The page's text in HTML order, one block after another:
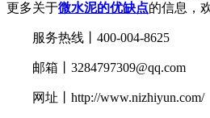
更多关于微水泥的优缺点的信息，
服务热线丨400-004-8625
邮箱丨 3284797309@qq.com
网址丨 http://www.nizhiyun.com/